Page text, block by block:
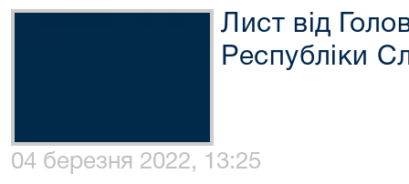
Лист від
Республіки
04 березня 2022, 13:25